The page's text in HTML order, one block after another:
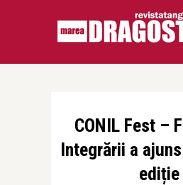
CONIL Fest –
Integrării a
ediție